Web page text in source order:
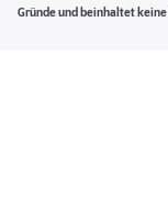
Gründe und beinhaltet keine